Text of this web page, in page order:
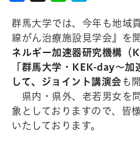
群馬大学では、今年も地域
線がん治療施設見学会』を
ネルギー加速器研究機構（
「群馬大学・KEK-day～加
して、ジョイント講演会も
県内・県外、老若男女を
象としておりますので、皆
いたしております。